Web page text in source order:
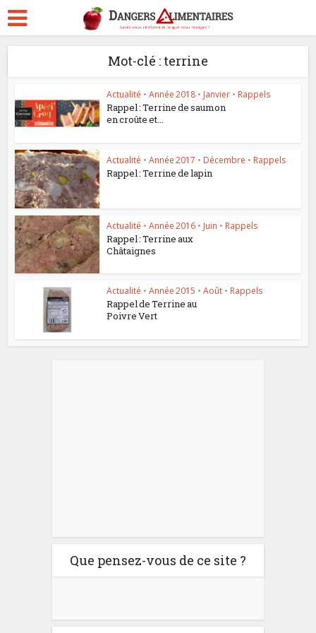
Mot-clé : terrine
Actualité • Année 2018 • Janvier • Rappels
Rappel : Terrine de saumon
en croûte et...
Actualité • Année 2017 • Décembre • Rappels
Rappel : Terrine de lapin
Actualité • Année 2016 • Juin • Rappels
Rappel : Terrine aux
Châtaignes
Actualité • Année 2015 • Août • Rappels
Rappel de Terrine au
Poivre Vert
Que pensez-vous de ce site ?